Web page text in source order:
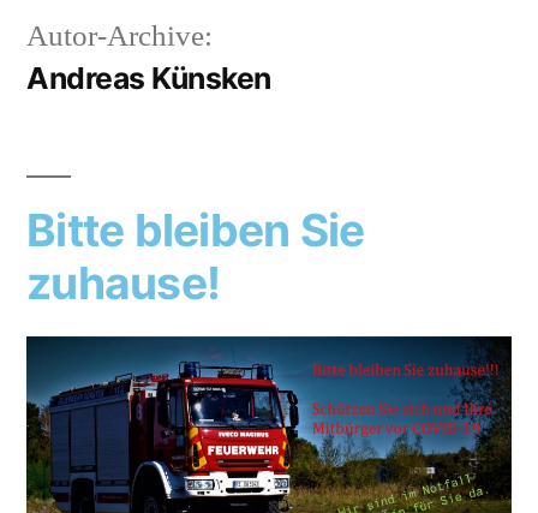
Autor-Archive:
Andreas Künsken
Bitte bleiben Sie
zuhause!